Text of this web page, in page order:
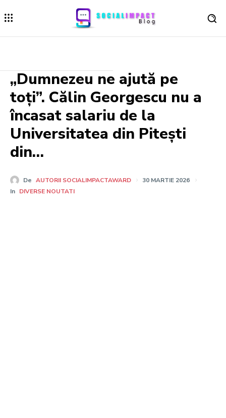
„Dumnezeu ne ajută pe
toți”. Călin Georgescu nu a
încasat salariu de la
Universitatea din Pitești
din…
De AUTORII SOCIALIMPACTAWARD
30 MARTIE 2026
In DIVERSE NOUTATI